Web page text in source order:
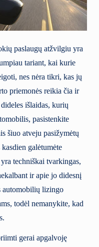
paslaugų atžvilgiu yra
tariant, kai kurie
nes nėra tikri, kas jų
priemonės reikia čia ir
išlaidas, kurių
pasistenkite
šiuo atveju pasižymėtų
galėtumėte
techniškai tvarkingas,
ir apie jo didesnį
automobilių lizingo
todėl nemanykite, kad
gerai apgalvoję